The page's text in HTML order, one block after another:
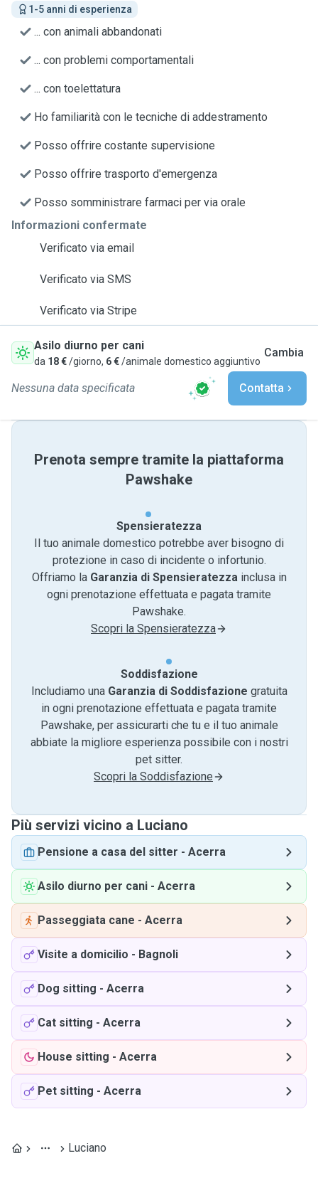
1-5 anni di esperienza
... con animali abbandonati
... con problemi comportamentali
... con toelettatura
Ho familiarità con le tecniche di addestramento
Posso offrire costante supervisione
Posso offrire trasporto d'emergenza
Posso somministrare farmaci per via orale
Informazioni confermate
Verificato via email
Verificato via SMS
Verificato via Stripe
Asilo diurno per cani
da 18 €/giorno, 6 €/animale domestico aggiuntivo
Cambia
Nessuna data specificata Contatta
Prenota sempre tramite la piattaforma
Pawshake
Spensieratezza
Il tuo animale domestico potrebbe aver bisogno di
protezione in caso di incidente o infortunio.
Offriamo la Garanzia di Spensieratezzainclusa in
ogni prenotazione effettuata e pagata tramite
Pawshake.
Scopri la Spensieratezza
Soddisfazione
Includiamo una Garanzia di Soddisfazione gratuita
in ogni prenotazione effettuata e pagata tramite
Pawshake, per assicurarti che tu e il tuo animale
abbiate la migliore esperienza possibile con i nostri
pet sitter.
Scopri la Soddisfazione
Più servizi vicino a Luciano
Pensione a casa del sitter - Acerra
Asilo diurno per cani - Acerra
Passeggiata cane - Acerra
Visite a domicilio - Bagnoli
Dog sitting - Acerra
Cat sitting - Acerra
House sitting - Acerra
Pet sitting - Acerra
Luciano